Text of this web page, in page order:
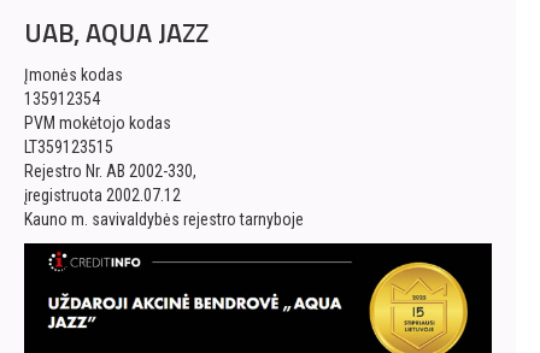
UAB, AQUA JAZZ
Įmonės kodas
135912354
PVM mokėtojo kodas
LT359123515
Rejestro Nr. AB 2002-330,
įregistruota 2002.07.12
Kauno m. savivaldybės rejestro tarnyboje